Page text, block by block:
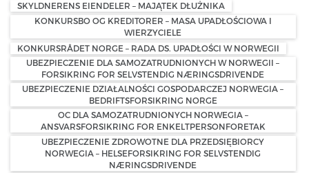
SKYLDNERENS EIENDELER – MAJĄTEK DŁUŻNIKA
KONKURSBO OG KREDITORER – MASA UPADŁOŚCIOWA I
WIERZYCIELE
KONKURSRÅDET NORGE – RADA DS. UPADŁOŚCI W NORWEGII
UBEZPIECZENIE DLA SAMOZATRUDNIONYCH W NORWEGII –
FORSIKRING FOR SELVSTENDIG NÆRINGSDRIVENDE
UBEZPIECZENIE DZIAŁALNOŚCI GOSPODARCZEJ NORWEGIA –
BEDRIFTSFORSIKRING NORGE
OC DLA SAMOZATRUDNIONYCH NORWEGIA –
ANSVARSFORSIKRING FOR ENKELTPERSONFORETAK
UBEZPIECZENIE ZDROWOTNE DLA PRZEDSIĘBIORCY
NORWEGIA – HELSEFORSIKRING FOR SELVSTENDIG
NÆRINGSDRIVENDE